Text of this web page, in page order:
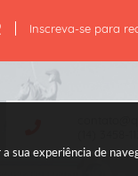
sua experiência de
Inscreva-se para